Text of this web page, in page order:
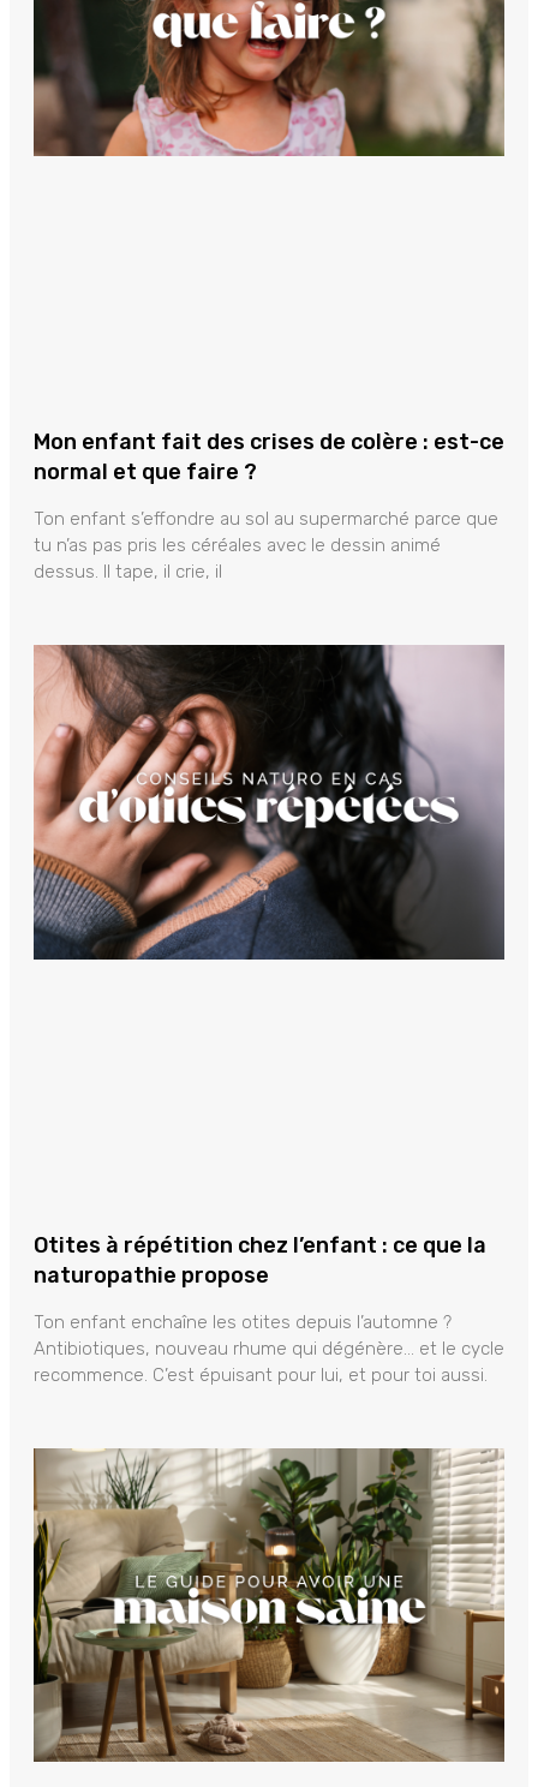
Mon enfant fait des crises de colère : est-ce
normal et que faire ?
Ton enfant s’effondre au sol au supermarché parce que
tu n’as pas pris les céréales avec le dessin animé
dessus. Il tape, il crie, il
Otites à répétition chez l’enfant : ce que la
naturopathie propose
Ton enfant enchaîne les otites depuis l’automne ?
Antibiotiques, nouveau rhume qui dégénère… et le cycle
recommence. C’est épuisant pour lui, et pour toi aussi.